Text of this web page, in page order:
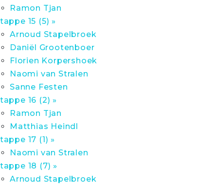
Ramon Tjan
15 (5) »
Arnoud Stapelbroek
Daniël Grootenboer
Florien Korpershoek
Naomi van Stralen
Sanne Festen
16 (2) »
Ramon Tjan
Matthias Heindl
17 (1) »
Naomi van Stralen
18 (7) »
Arnoud Stapelbroek